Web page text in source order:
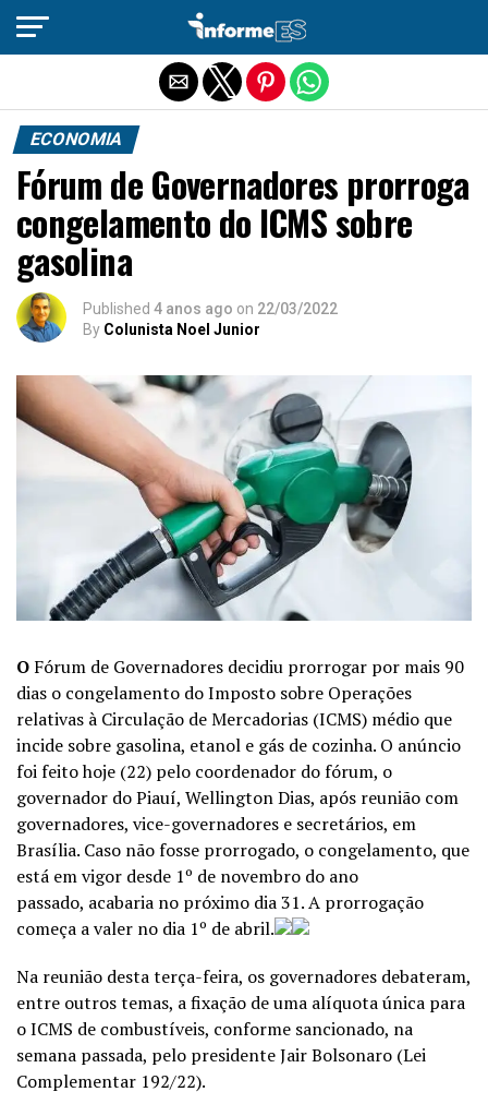
ECONOMIA
Fórum de Governadores prorroga
congelamento do ICMS sobre
gasolina
Published 4 anos ago on 22/03/2022
By Colunista Noel Junior
O Fórum de Governadores decidiu prorrogar por mais 90
dias o congelamento do Imposto sobre Operações
relativas à Circulação de Mercadorias (ICMS) médio que
incide sobre gasolina, etanol e gás de cozinha. O anúncio
foi feito hoje (22) pelo coordenador do fórum, o
governador do Piauí, Wellington Dias, após reunião com
governadores, vice-governadores e secretários, em
Brasília. Caso não fosse prorrogado, o congelamento, que
está em vigor desde 1º de novembro do ano
passado, acabaria no próximo dia 31. A prorrogação
começa a valer no dia 1º de abril.
Na reunião desta terça-feira, os governadores debateram,
entre outros temas, a fixação de uma alíquota única para
o ICMS de combustíveis, conforme sancionado, na
semana passada, pelo presidente Jair Bolsonaro (Lei
Complementar 192/22).
Sair da versão mobile